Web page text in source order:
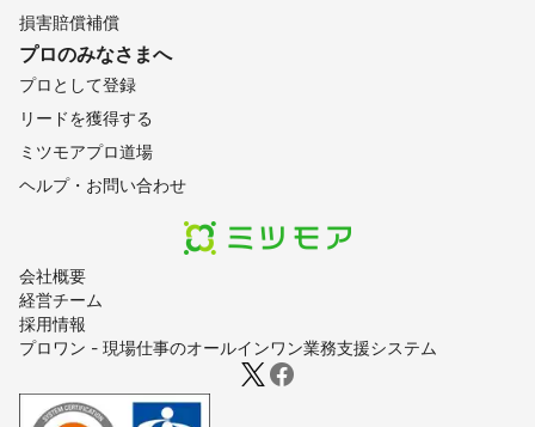
会社概要
経営チーム
採用情報
プロワン - 現場仕事のオールインワン業務支援システム
損害賠償補償
プロのみなさまへ
プロとして登録
リードを獲得する
ミツモアプロ道場
ヘルプ・お問い合わせ